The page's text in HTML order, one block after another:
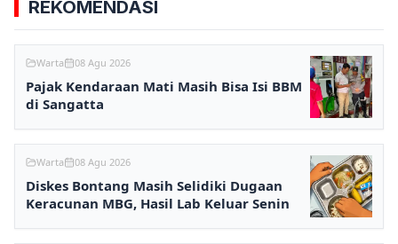
REKOMENDASI
Warta 08 Agu 2026
Pajak Kendaraan Mati Masih Bisa Isi BBM
di Sangatta
Warta 08 Agu 2026
Diskes Bontang Masih Selidiki Dugaan
Keracunan MBG, Hasil Lab Keluar Senin